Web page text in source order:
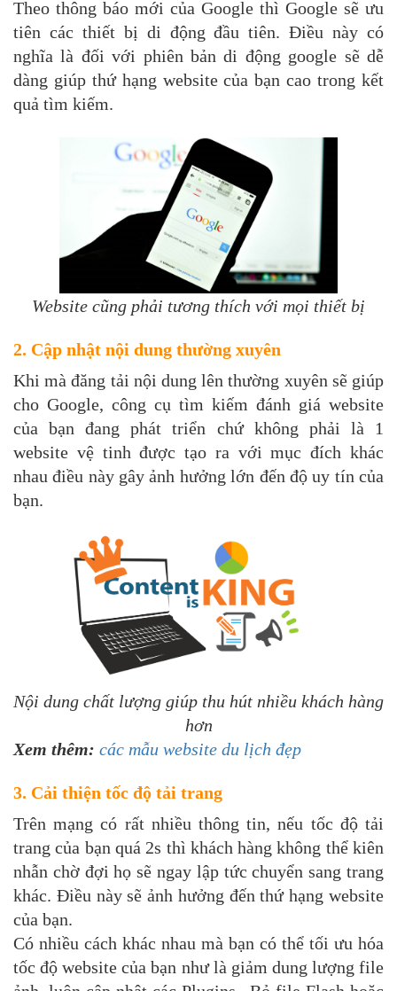
Theo thông báo mới của Google thì Google sẽ ưu
tiên các thiết bị di động đầu tiên. Điều này có
nghĩa là đối với phiên bản di động google sẽ dễ
dàng giúp thứ hạng website của bạn cao trong kết
quả tìm kiếm.
Website cũng phải tương thích với mọi thiết bị
2. Cập nhật nội dung thường xuyên
Khi mà đăng tải nội dung lên thường xuyên sẽ giúp
cho Google, công cụ tìm kiếm đánh giá website
của bạn đang phát triển chứ không phải là 1
website vệ tinh được tạo ra với mục đích khác
nhau điều này gây ảnh hưởng lớn đến độ uy tín của
bạn.
Nội dung chất lượng giúp thu hút nhiều khách hàng
hơn
Xem thêm: các mẫu website du lịch đẹp
3. Cải thiện tốc độ tải trang
Trên mạng có rất nhiều thông tin, nếu tốc độ tải
trang của bạn quá 2s thì khách hàng không thể kiên
nhẫn chờ đợi họ sẽ ngay lập tức chuyển sang trang
khác. Điều này sẽ ảnh hưởng đến thứ hạng website
của bạn.
Có nhiều cách khác nhau mà bạn có thể tối ưu hóa
tốc độ website của bạn như là giảm dung lượng file